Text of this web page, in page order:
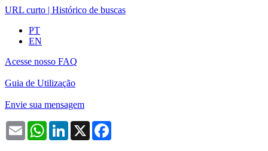
URL curto | Histórico de buscas
PT
EN
Acesse nosso FAQ
Guia de Utilização
Envie sua mensagem
Email WhatsAppLinkedIn
X